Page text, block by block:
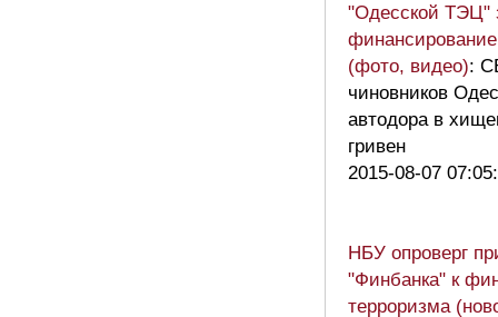
"Одесской ТЭЦ"
(фото, видео):
чиновников
автодора в
гривен
2015-08-07
НБУ опроверг
"Финбанка" к
терроризма